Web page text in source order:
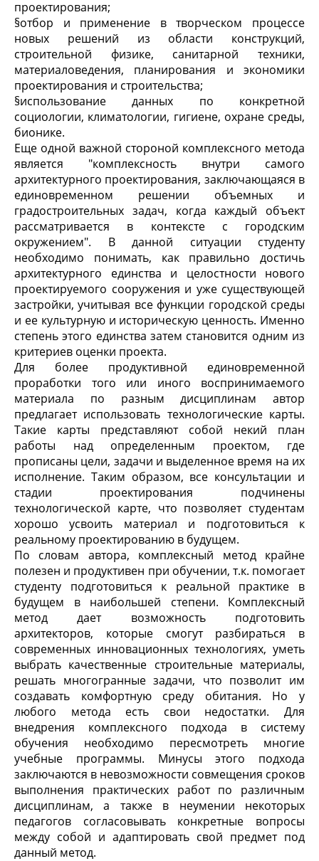
проектирования;
§отбор и применение в творческом процессе
новых решений из области конструкций,
строительной физике, санитарной техники,
материаловедения, планирования и экономики
проектирования и строительства;
§использование данных по конкретной
социологии, климатологии, гигиене, охране среды,
бионике.
Еще одной важной стороной комплексного метода
является "комплексность внутри самого
архитектурного проектирования, заключающаяся в
единовременном решении объемных и
градостроительных задач, когда каждый объект
рассматривается в контексте с городским
окружением". В данной ситуации студенту
необходимо понимать, как правильно достичь
архитектурного единства и целостности нового
проектируемого сооружения и уже существующей
застройки, учитывая все функции городской среды
и ее культурную и историческую ценность. Именно
степень этого единства затем становится одним из
критериев оценки проекта.
Для более продуктивной единовременной
проработки того или иного воспринимаемого
материала по разным дисциплинам автор
предлагает использовать технологические карты.
Такие карты представляют собой некий план
работы над определенным проектом, где
прописаны цели, задачи и выделенное время на их
исполнение. Таким образом, все консультации и
стадии проектирования подчинены
технологической карте, что позволяет студентам
хорошо усвоить материал и подготовиться к
реальному проектированию в будущем.
По словам автора, комплексный метод крайне
полезен и продуктивен при обучении, т.к. помогает
студенту подготовиться к реальной практике в
будущем в наибольшей степени. Комплексный
метод дает возможность подготовить
архитекторов, которые смогут разбираться в
современных инновационных технологиях, уметь
выбрать качественные строительные материалы,
решать многогранные задачи, что позволит им
создавать комфортную среду обитания. Но у
любого метода есть свои недостатки. Для
внедрения комплексного подхода в систему
обучения необходимо пересмотреть многие
учебные программы. Минусы этого подхода
заключаются в невозможности совмещения сроков
выполнения практических работ по различным
дисциплинам, а также в неумении некоторых
педагогов согласовывать конкретные вопросы
между собой и адаптировать свой предмет под
данный метод.